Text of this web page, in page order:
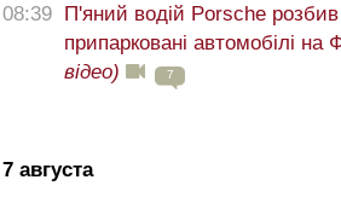
08:39 П'яний водій Porsche
припарковані автомобілі на
відео)
7
7 августа